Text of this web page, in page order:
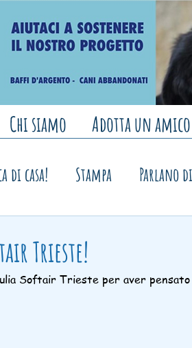
Chi siamo Adotta un amico
di casa! Stampa Parlano
banchetti e mercatini
Trieste!
Softair Trieste per aver